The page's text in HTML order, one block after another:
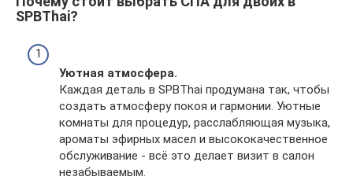
SPBThai?
Уютная атмосфера.
Каждая деталь в SPBThai продумана так, чтобы
создать атмосферу покоя и гармонии. Уютные
комнаты для процедур, расслабляющая музыка,
ароматы эфирных масел и высококачественное
обслуживание - всё это делает визит в салон
незабываемым.